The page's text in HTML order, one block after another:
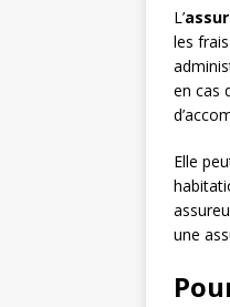
L’
les
en cas
Elle
une